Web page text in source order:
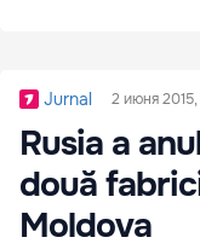
Jurnal 2 июня
Rusia a
două
Moldova